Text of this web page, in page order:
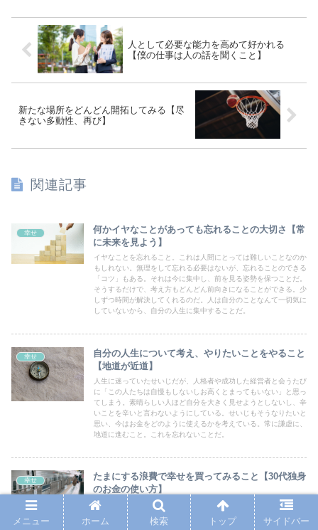
人として必要な能力を高めて好かれる
【僕の仕事は人の話を聞くこと】
新たな場所をどんどん開拓してみる【尽
きない多動性、再び】
関連記事
幸せ
何かイヤなことがあっても忘れることの大切さ【常
に未来を見よう】
イヤなことを忘れること。これは人間にとっては難しいことなのか
もしれない。無理をして忘れる必要はないが、忘れることのできる
「コツ」もある。それは今に集中し、前を見る姿勢を保つことだ。
そうするだけで、考え方もどんどん前向きになることができる。少
しずつ時間が解決してくれるのだ。人は自分のことなんて一切気に
していないから、自分の人生に集中することだ。
幸せ
自分の人生について考え、やりたいことをやること
【地道が近道】
人生に迷っていたせいじだが、人格者や成功した経営者と会うたび
に「この人たちは自慢もしないしお高くとまってもいない」と思っ
てしまう。素晴らしい人ほど自分を大きく見せようとしないし、辛
いことを辛いと言わないようにしている。せいじもそうなりたいと
思い、今はお金をどのように使えるかを考えている。常に謙虚に、
地道に進むこと。これを忘れないことだ。
幸せ
たまにする浪費で幸せを買ってみること【30代独身
のお金の使い方】
せいじは京都の天橋立まで行ってみたものの、いつも通りホテルと
交通費以外にはほとんどお金をかけることがなかった。それは何よ
り、自分にとっての価値を理解していたからだ。高価なサービス
メニュー ホーム 検索 トップ サイドバー